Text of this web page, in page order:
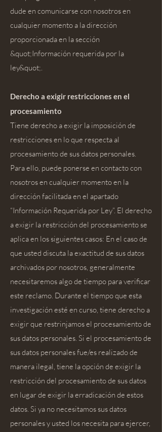
dude en comunicarse con nosotros en
cualquier momento a la dirección
proporcionada en la sección
&quot;Información requerida por la
ley&quot;.
Derecho a exigir restricciones en el
procesamiento
Tiene derecho a exigir la imposición de
restricciones en lo que respecta al
procesamiento de sus datos personales.
Para ello, puede ponerse en contacto con
nosotros en cualquier momento en la
dirección facilitada en el apartado
“Información Requerida por Ley”. El derecho
a exigir la restricción del procesamiento se
aplica en los siguientes casos: En el caso de
que usted discuta la exactitud de sus datos
archivados por nosotros, generalmente
necesitaremos algo de tiempo para verificar
este reclamo. Durante el tiempo que esta
investigación esté en curso, tiene derecho a
exigir que restrinjamos el procesamiento de
sus datos personales. Si el procesamiento de
sus datos personales fue/es realizado de
manera ilegal, tiene la opción de exigir la
restricción del procesamiento de sus datos
en lugar de exigir la erradicación de estos
datos. Si ya no necesitamos sus datos
personales y usted los necesita para ejercer,